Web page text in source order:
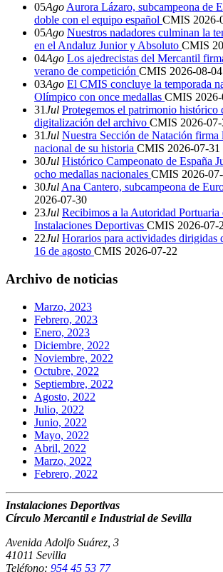
05Ago Aurora Lázaro, subcampeona de
doble con el equipo español CMIS 2026-
05Ago Nuestros nadadores culminan la
en el Andaluz Junior y Absoluto CMIS
04Ago Los ajedrecistas del Mercantil
verano de competición CMIS 2026-08-04
03Ago El CMIS concluye la temporada
Olímpico con once medallas CMIS
31Jul Protegemos el patrimonio histórico
digitalización del archivo CMIS 2026-07-
31Jul Nuestra Sección de Natación firma
nacional de su historia CMIS 2026-07-31
30Jul Histórico Campeonato de España
ocho medallas nacionales CMIS 2026-
30Jul Ana Cantero, subcampeona de
2026-07-30
23Jul Recibimos a la Autoridad Portuaria
Instalaciones Deportivas CMIS 2026-07-
22Jul Horarios para actividades dirigidas
16 de agosto CMIS 2026-07-22
Archivo de noticias
Marzo, 2023
Febrero, 2023
Enero, 2023
Diciembre, 2022
Noviembre, 2022
Octubre, 2022
Septiembre, 2022
Agosto, 2022
Julio, 2022
Junio, 2022
Mayo, 2022
Abril, 2022
Marzo, 2022
Febrero, 2022
Instalaciones Deportivas
Círculo Mercantil e Industrial de Sevilla
Avenida Adolfo Suárez, 3
41011 Sevilla
Teléfono: 954 45 53 77